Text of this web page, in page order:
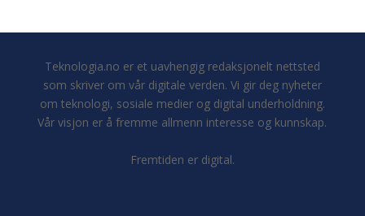
Teknologia.no er et uavhengig redaksjonelt nettsted
som skriver om vår digitale verden. Vi gir deg nyheter
om teknologi, sosiale medier og digital underholdning.
Vår visjon er å fremme allmenn interesse og kunnskap.
Fremtiden er digital.